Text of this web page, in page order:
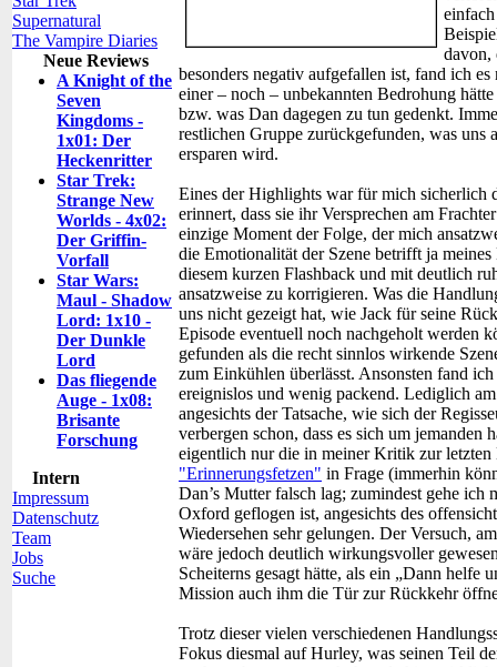
Supernatural
The Vampire Diaries
Neue Reviews
A Knight of the
Seven
Kingdoms -
1x01: Der
Heckenritter
Star Trek:
Strange New
Worlds - 4x02:
Der Griffin-
Vorfall
Star Wars:
Maul - Shadow
Lord: 1x10 -
Der Dunkle
Lord
Das fliegende
Auge - 1x08:
Brisante
Forschung
Intern
Impressum
Datenschutz
Team
Jobs
Suche
davon,
besonders negativ aufgefallen ist, fand ich
einer – noch – unbekannten Bedrohung
bzw. was Dan dagegen zu tun gedenkt.
restlichen Gruppe zurückgefunden, was uns
ersparen wird.
Eines der Highlights war für mich sicherlich
erinnert, dass sie ihr Versprechen am
einzige Moment der Folge, der mich
die Emotionalität der Szene betrifft ja
diesem kurzen Flashback und mit deutlich
ansatzweise zu korrigieren. Was die
uns nicht gezeigt hat, wie Jack für seine
Episode eventuell noch nachgeholt werden
gefunden als die recht sinnlos wirkende
zum Einkühlen überlässt. Ansonsten fand
ereignislos und wenig packend. Lediglich
angesichts der Tatsache, wie sich der
verbergen schon, dass es sich um
eigentlich nur die in meiner Kritik zur letzten
"Erinnerungsfetzen" in Frage (immerhin
Dan’s Mutter falsch lag; zumindest gehe ich
Oxford geflogen ist, angesichts des
Wiedersehen sehr gelungen. Der Versuch,
wäre jedoch deutlich wirkungsvoller
Scheiterns gesagt hätte, als ein „Dann
Mission auch ihm die Tür zur Rückkehr
Trotz dieser vielen verschiedenen
Fokus diesmal auf Hurley, was seinen Teil